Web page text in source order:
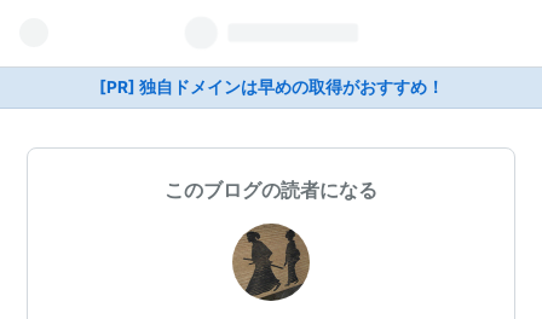
[PR] 独自ドメインは早めの取得がおすすめ！
このブログの読者になる